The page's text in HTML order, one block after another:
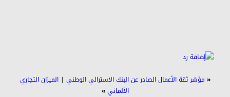
« مؤشر ثقة الأعمال الصادر عن البنك الاسترالي الوطني |الميزان التجاري
الألماني »